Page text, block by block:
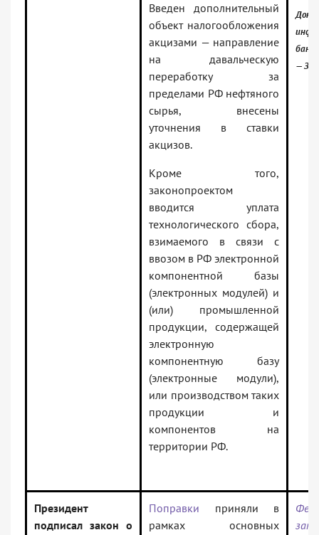
Введен дополнительный
объект налогообложения
акцизами — направление
на давальческую
переработку за
пределами РФ нефтяного
сырья, внесены
уточнения в ставки
акцизов.
Кроме того,
законопроектом
вводится уплата
технологического сбора,
взимаемого в связи с
ввозом в РФ электронной
компонентной базы
(электронных модулей) и
(или) промышленной
продукции, содержащей
электронную
компонентную базу
(электронные модули),
или производством таких
продукции и
компонентов на
территории РФ.
банк:
—
Президент
подписал закон о
Поправки приняли в
рамках основных